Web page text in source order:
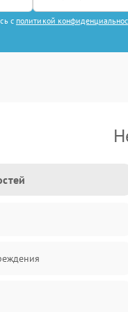
с политикой